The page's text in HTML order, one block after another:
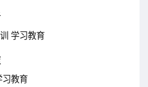
学习教育
习教育